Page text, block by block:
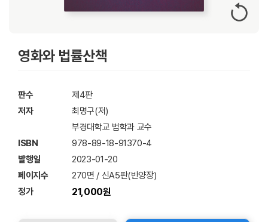
영화와 법률산책
판수
제4판
저자
최명구(저)
부경대학교 법학과 교수
ISBN
978-89-18-91370-4
발행일
2023-01-20
페이지수
270면 / 신A5판(반양장)
정가
21,000원